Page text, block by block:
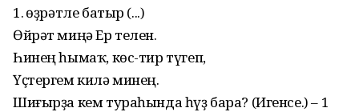
1. Ҡөҙрәтле батыр (...)
Өйрәт миңә Ер телен.
Һинең һымаҡ, көс-тир түгеп,
Үҫтергем килә минең.
Шиғырҙа кем тураһында һүҙ бара? (Игенсе.) – 1